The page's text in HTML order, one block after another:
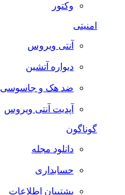
وکتور
امنیتی
آنتی ویروس
دیواره آتشین
ضد هک و جاسوسی
آپدیت آنتی ویروس
گوناگون
دانلود مجله
حسابداری
پشتیبان اطلاعات